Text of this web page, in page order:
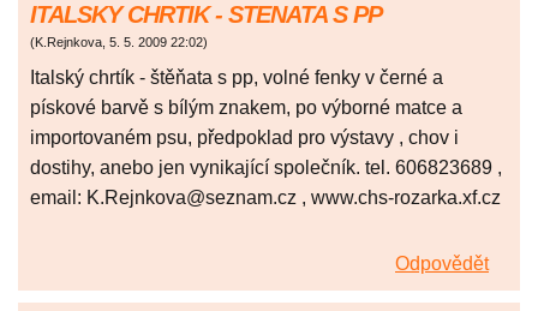
ITALSKY CHRTIK - STENATA S PP
(K.Rejnkova, 5. 5. 2009 22:02)
Italský chrtík - štěňata s pp, volné fenky v černé a
pískové barvě s bílým znakem, po výborné matce a
importovaném psu, předpoklad pro výstavy , chov i
dostihy, anebo jen vynikající společník. tel. 606823689 ,
email: K.Rejnkova@seznam.cz , www.chs-rozarka.xf.cz
Odpovědět